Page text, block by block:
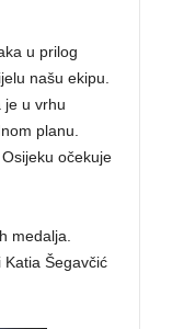
u prilog
našu ekipu.
je u vrhu
planu.
očekuje
medalja.
Šegavčić